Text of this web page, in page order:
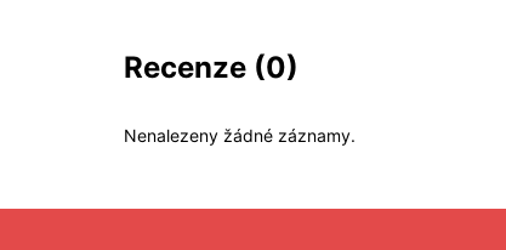
Recenze (0)
Nenalezeny žádné záznamy.